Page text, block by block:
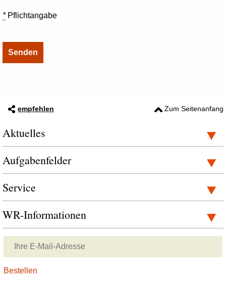
*Pflichtangabe
empfehlen Zum Seitenanfang
Aktuelles
Aufgabenfelder
Service
WR-Informationen